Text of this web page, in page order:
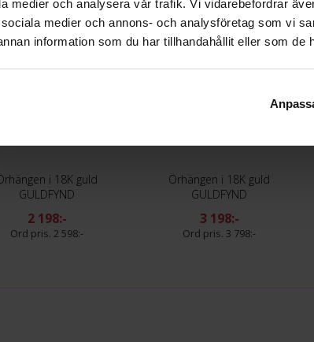
medier och analysera vår trafik. Vi vidarebefordrar
medier och annons- och analysföretag som vi
information som du har tillhandahållit eller som
i 18K guld
GULDFYND
2 198:-
2 598:-
Örhängen i 18K guld
GULDFYND
3 198:-
3 798:-